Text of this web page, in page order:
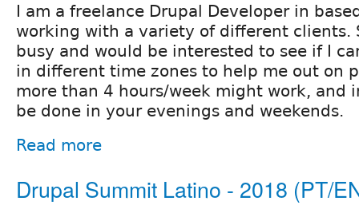
I am a freelance Drupal Developer in
working with a variety of different clients.
busy and would be interested to see if I
in different time zones to help me out on
more than 4 hours/week might work, and
be done in your evenings and weekends.
Read more
Drupal Summit Latino - 2018 (PT/